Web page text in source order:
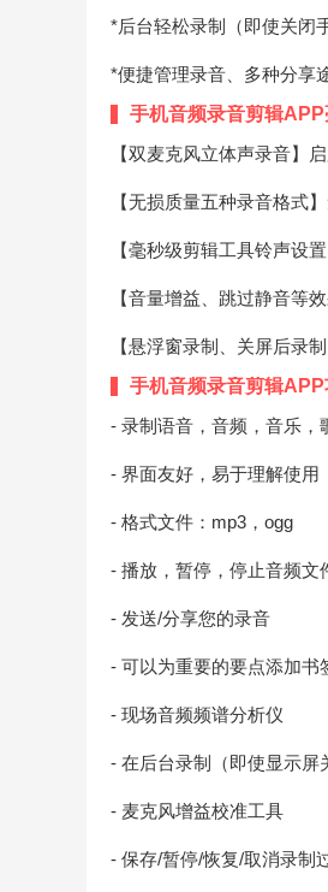
*后台轻松录制（即使关闭
*便捷管理录音、多种分享
手机音频录音剪辑APP
【双麦克风立体声录音】
【无损质量五种录音格式
【毫秒级剪辑工具铃声设
【音量增益、跳过静音等
【悬浮窗录制、关屏后录
手机音频录音剪辑
- 录制语音，音频，音乐，
- 界面友好，易于理解使用
- 格式文件：mp3，ogg
- 播放，暂停，停止音频文
- 发送/分享您的录音
- 可以为重要的要点添加书
- 现场音频频谱分析仪
- 在后台录制（即使显示屏
- 麦克风增益校准工具
- 保存/暂停/恢复/取消录制